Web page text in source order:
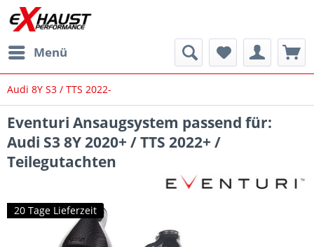
Menü
Audi 8Y S3 / TTS 2022-
Eventuri Ansaugsystem passend für:
Audi S3 8Y 2020+ / TTS 2022+ /
Teilegutachten
20 Tage Lieferzeit